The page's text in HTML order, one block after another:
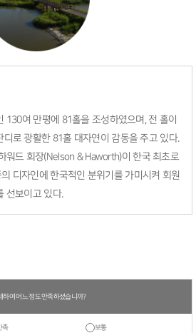
130여 만평에 81홀을 조성하였으며, 전 홀이
로 광활한 81홀 대자연이 감동을 주고 있다.
워드 회장(Nelson & Haworth)이 한국 최초로
디자인에 한국적인 분위기를 가미시켜 회원
선보이고 있다.
하여 어느 정도 만족하셨습니까?
족 보통